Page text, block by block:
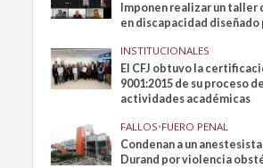
Imponen realizar un
en discapacidad diseñado
INSTITUCIONALES
El CFJ obtuvo la
9001:2015 de su proceso
actividades académicas
FALLOS•FUERO PENAL
Condenan a un
Durand por violencia